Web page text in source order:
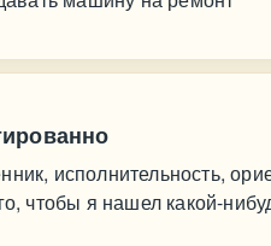
исполнительность,
чтобы я нашел какой-